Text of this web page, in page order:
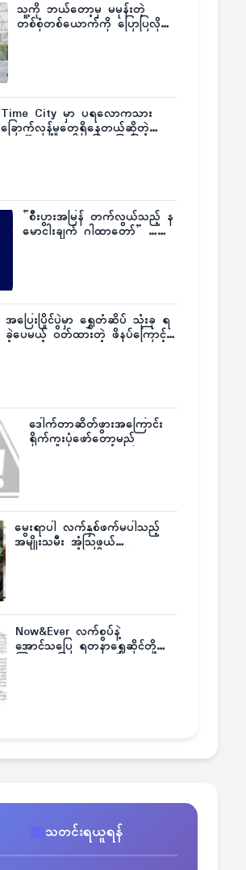
သူ့ကို ဘယ်တော့မှ မမုန်းတဲ့
တစ်စုံတစ်ယောက်ကို ပြောပြလိုက်
Time City မှာ ပရလောကသား
ခြောက်လှန့်မှုတွေရှိနေတယ်ဆိုတဲ့
”စီးပွားအမြန် တက်လွယ်သည့် န
မောငါးချက် ဂါထာတော်” ……
အပြေးပြိုင်ပွဲမှာ ရွှေတံဆိပ် သုံးခု ရ
ခဲ့ပေမယ့် ဝတ်ထားတဲ့ ဖိနပ်ကြောင့်
ဒေါက်တာဆိတ်ဖွားအကြောင်း
ရိုက်ကူးပုံဖော်တော့မည်
မွေးရာပါ လက်နှစ်ဖက်မပါသည့်
အမျိုးသမီး အံ့သြဖွယ်
Now&Ever လက်စွပ်နဲ့
အောင်သပြေ ရတနာရွှေဆိုင်တို့
သတင်းရယူရန်